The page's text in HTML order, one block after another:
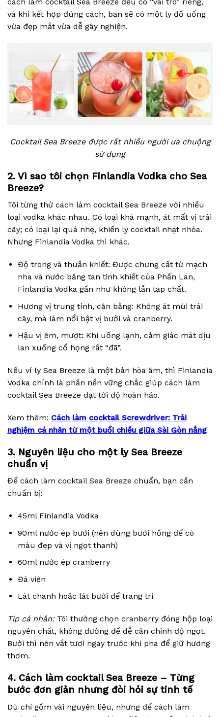
và khi kết hợp đúng cách, bạn sẽ có một ly đồ uống
vừa đẹp mắt vừa dễ gây nghiện.
Cocktail Sea Breeze được rất nhiều người ưa chuộng
sử dụng
2. Vì sao tôi chọn Finlandia Vodka cho Sea
Breeze?
Tôi từng thử cách làm cocktail Sea Breeze với nhiều
loại vodka khác nhau. Có loại khá mạnh, át mất vị trái
cây; có loại lại quá nhẹ, khiến ly cocktail nhạt nhòa.
Nhưng Finlandia Vodka thì khác.
Độ trong và thuần khiết: Được chưng cất từ mạch
nha và nước băng tan tinh khiết của Phần Lan,
Finlandia Vodka gần như không lẫn tạp chất.
Hương vị trung tính, cân bằng: Không át mùi trái
cây, mà làm nổi bật vị bưởi và cranberry.
Hậu vị êm, mượt: Khi uống lạnh, cảm giác mát dịu
lan xuống cổ họng rất “đã”.
Nếu ví ly Sea Breeze là một bản hòa âm, thì Finlandia
Vodka chính là phần nền vững chắc giúp cách làm
cocktail Sea Breeze đạt tới độ hoàn hảo.
Xem thêm: Cách làm cocktail Screwdriver: Trải
nghiệm cá nhân từ một buổi chiều giữa Sài Gòn nắng
3. Nguyên liệu cho một ly Sea Breeze
chuẩn vị
Để cách làm cocktail Sea Breeze chuẩn, bạn cần
chuẩn bị:
45ml Finlandia Vodka
90ml nước ép bưởi (nên dùng bưởi hồng để có
màu đẹp và vị ngọt thanh)
60ml nước ép cranberry
Đá viên
Lát chanh hoặc lát bưởi để trang trí
Tip cá nhân:Tôi thường chọn cranberry đóng hộp loại
nguyên chất, không đường để dễ cân chỉnh độ ngọt.
Bưởi thì nên vắt tươi ngay trước khi pha để giữ hương
thơm.
4. Cách làm cocktail Sea Breeze – Từng
bước đơn giản nhưng đòi hỏi sự tinh tế
Dù chỉ gồm vài nguyên liệu, nhưng để cách làm